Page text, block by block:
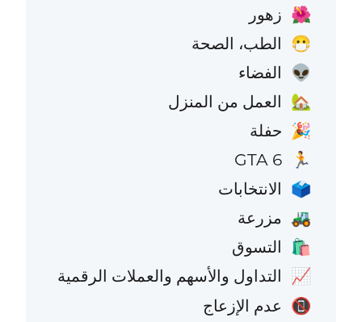
🌺 زهور
😷 الطب، الصحة
👽 الفضاء
🏡 العمل من المنزل
🎉 حفلة
🏃
GTA 6
🗳️ الانتخابات
🚜 مزرعة
🛍️ التسوق
📈 التداول والأسهم والعملات الرقمية
📵 عدم الإزعاج